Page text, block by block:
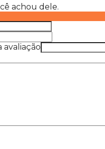
achou dele.
avaliação